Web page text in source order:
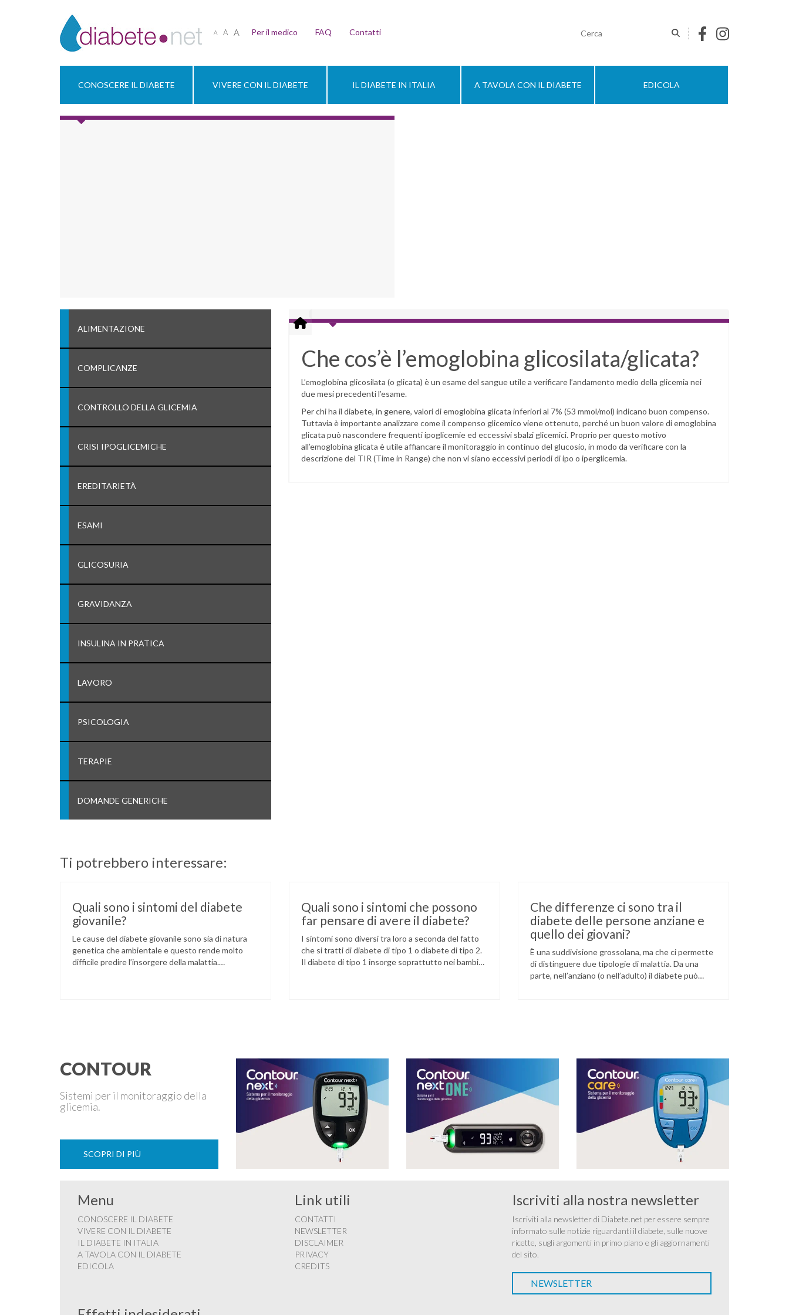
A A A Per il medico FAQ Contatti
CONOSCERE IL DIABETE VIVERE CON IL DIABETE IL DIABETE IN ITALIA A TAVOLA CON IL DIABETE EDICOLA
ALIMENTAZIONE
COMPLICANZE
CONTROLLO DELLA GLICEMIA
CRISI IPOGLICEMICHE
EREDITARIETÀ
ESAMI
GLICOSURIA
GRAVIDANZA
INSULINA IN PRATICA
LAVORO
PSICOLOGIA
TERAPIE
DOMANDE GENERICHE
Che cos’è l’emoglobina glicosilata/glicata?
L’emoglobina glicosilata (o glicata) è un esame del sangue utile a verificare l’andamento medio della glicemia nei
due mesi precedenti l’esame.
Per chi ha il diabete, in genere, valori di emoglobina glicata inferiori al 7% (53 mmol/mol) indicano buon compenso.
Tuttavia è importante analizzare come il compenso glicemico viene ottenuto, perché un buon valore di emoglobina
glicata può nascondere frequenti ipoglicemie ed eccessivi sbalzi glicemici. Proprio per questo motivo
all’emoglobina glicata è utile affiancare il monitoraggio in continuo del glucosio, in modo da verificare con la
descrizione del TIR (Time in Range) che non vi siano eccessivi periodi di ipo o iperglicemia.
Ti potrebbero interessare:
Quali sono i sintomi del diabete
giovanile?
Le cause del diabete giovanile sono sia di natura
genetica che ambientale e questo rende molto
difficile predire l’insorgere della malattia.
Quali sono i sintomi che possono
far pensare di avere il diabete?
I sintomi sono diversi tra loro a seconda del fatto
che si tratti di diabete di tipo 1 o diabete di tipo 2.
Il diabete di tipo 1 insorge soprattutto nei bambini
Che differenze ci sono tra il
diabete delle persone anziane e
quello dei giovani?
È una suddivisione grossolana, ma che ci permette
di distinguere due tipologie di malattia. Da una
parte, nell’anziano (o nell’adulto) il diabete può
CONTOUR
Sistemi per il monitoraggio della
glicemia.
SCOPRI DI PIÙ
Menu
CONOSCERE IL DIABETE
VIVERE CON IL DIABETE
IL DIABETE IN ITALIA
A TAVOLA CON IL DIABETE
EDICOLA
Link utili
CONTATTI
NEWSLETTER
DISCLAIMER
PRIVACY
CREDITS
Iscriviti alla nostra newsletter
Iscriviti alla newsletter di Diabete.net per essere sempre
informato sulle notizie riguardanti il diabete, sulle nuove
ricette, sugli argomenti in primo piano e gli aggiornamenti
del sito.
NEWSLETTER